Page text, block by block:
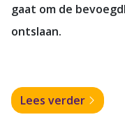
gaat om de
ontslaan.
Lees verder